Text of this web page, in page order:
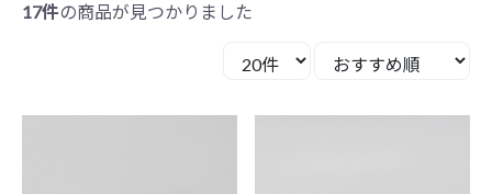
17件の商品が見つかりました